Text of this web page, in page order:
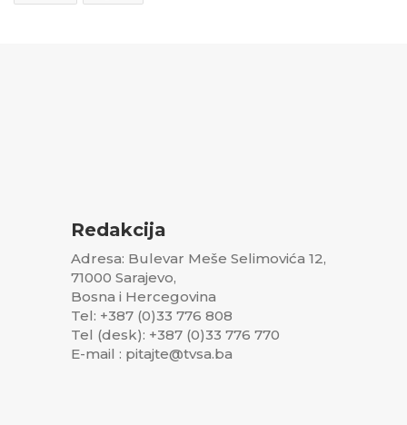
Redakcija
Adresa: Bulevar Meše Selimovića 12,
71000 Sarajevo,
Bosna i Hercegovina
Tel: +387 (0)33 776 808
Tel (desk): +387 (0)33 776 770
E-mail : pitajte@tvsa.ba